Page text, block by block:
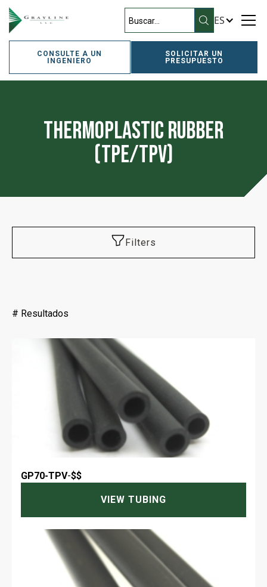
ES
CONSULTE A UN
INGENIERO
SOLICITAR UN
PRESUPUESTO
Thermoplastic Rubber
(TPE/TPV)
Filters
# Resultados
GP70-TPV-$$
VIEW TUBING